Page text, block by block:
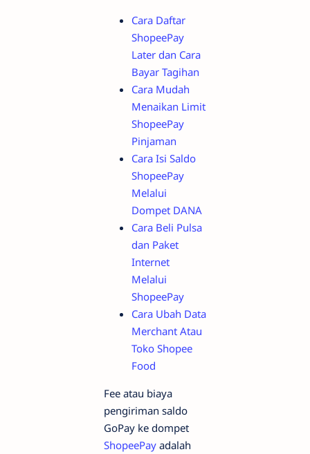
Cara Daftar
ShopeePay
Later dan Cara
Bayar Tagihan
Cara Mudah
Menaikan Limit
ShopeePay
Pinjaman
Cara Isi Saldo
ShopeePay
Melalui
Dompet DANA
Cara Beli Pulsa
dan Paket
Internet
Melalui
ShopeePay
Cara Ubah Data
Merchant Atau
Toko Shopee
Food
Fee atau biaya
pengiriman saldo
GoPay ke dompet
ShopeePay adalah